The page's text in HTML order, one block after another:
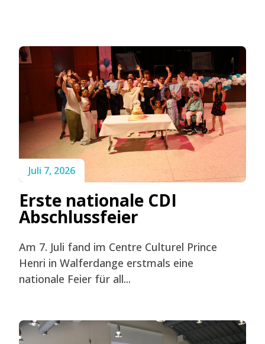
Juli 7, 2026
Erste nationale CDI
Abschlussfeier
Am 7. Juli fand im Centre Culturel Prince
Henri in Walferdange erstmals eine
nationale Feier für all...